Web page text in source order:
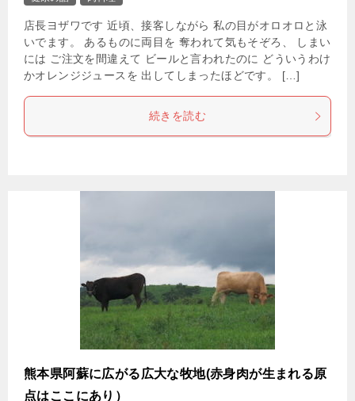
店長ヨザワです 近頃、接客しながら 私の目がオロオロと泳
いでます。 あるものに両目を 奪われて気もそぞろ、 しまい
には ご注文を間違えて ビールと言われたのに どういうわけ
かオレンジジュースを 出してしまったほどです。 […]
続きを読む
熊本県阿蘇に広がる広大な牧地(赤身肉が生まれる原
点はここにあり）